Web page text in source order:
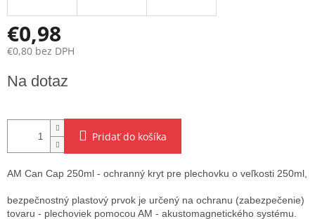
€0,98
€0,80 bez DPH
cena:
Na dotaz
Pridať do košíka
AM Can Cap 250ml - ochranný kryt pre plechovku o veľkosti 250ml,
bezpečnostný plastový prvok je určený na ochranu (zabezpečenie)
tovaru - plechoviek pomocou AM - akustomagnetického systému.